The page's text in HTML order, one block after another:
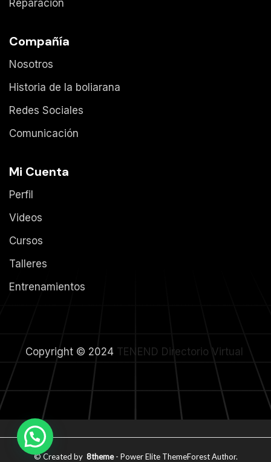
Reparación
Compañía
Nosotros
Historia de la boliarana
Redes Sociales
Comunicación
Mi Cuenta
Perfil
Videos
Cursos
Talleres
Entrenamientos
Copyright © 2024 TENEND Directorio Virtual
© Created by 8theme- Power Elite ThemeForest Author.